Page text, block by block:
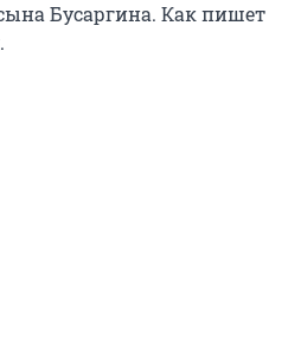
Бусаргина. Как пишет